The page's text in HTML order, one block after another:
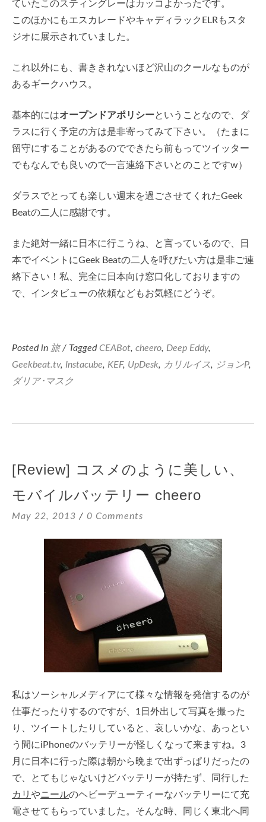
ていたこのスティングレーはカッコよかったです。
このほかにもエスカレードやキャディラックELRもスタ
ジオに展示されていました。
これ以外にも、書ききれないほど沢山のクールなものが
あるギークハウス。
基本的にはオープンドアポリシーということなので、ダ
ラスに行く予定の方は是非寄ってみて下さい。（たまに
留守にすることがあるのでできたら前もってツイッター
でもなんでも良いので一言連絡下さいとのことですw）
ダラスでとっても楽しい週末を過ごさせてくれたGeek
Beatの二人に感謝です。
また絶対一緒に日本に行こうね、と言っているので、日
本でイベントにGeek Beatの二人を呼びたい方は是非ご連
絡下さい！私、完全に日本向け窓口化しておりますの
で、インタビューの依頼などもお気軽にどうぞ。
Posted in 旅 / TaggedCEABot, cheero, Deep Eddy,
Geekbeat.tv, Instacube, KEF, UpDesk, カリルイス, ジョンP,
ダリア･マスク
[Review] コスメのように美しい、
モバイルバッテリー cheero
May 22, 2013 0 Comments
私はソーシャルメディアにて様々な情報を発信するのが
仕事だったりするのですが、1日外出して写真を撮った
り、ツイートしたりしていると、哀しいかな、あっとい
う間にiPhoneのバッテリーが怪しくなって来ますね。3
月に日本に行った際は朝から晩まで出ずっぱりだったの
で、とてもじゃないけどバッテリーが持たず、同行した
カリ やニールのヘビーデューティーなバッテリーにて充
電させてもらっていました。そんな時、同じく東北へ同